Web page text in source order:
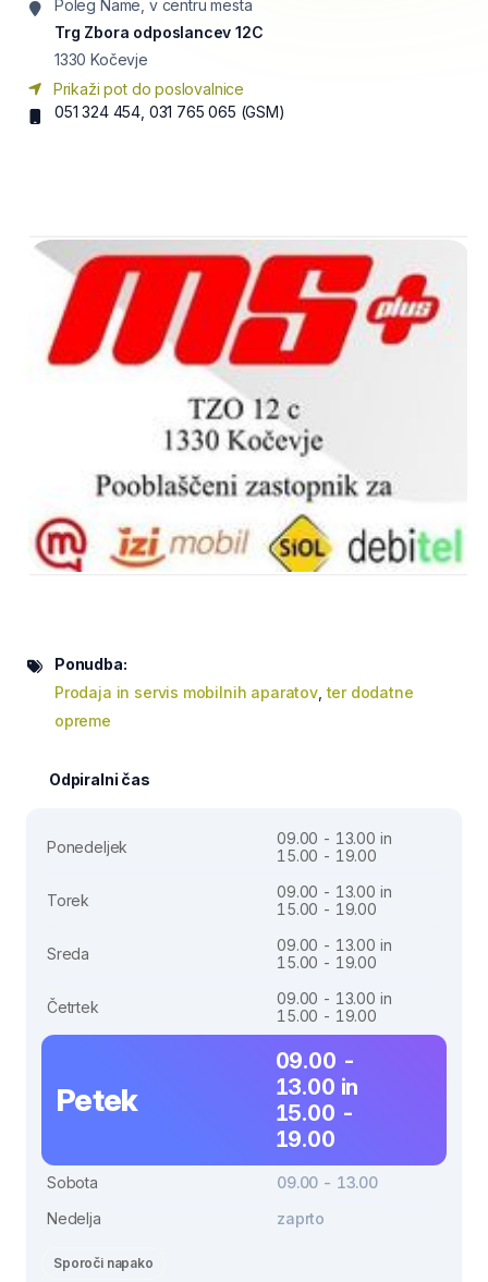
Poleg Name, v centru mesta
Trg Zbora odposlancev 12C
1330 Kočevje
Prikaži pot do poslovalnice
051 324 454, 031 765 065 (GSM)
Ponudba:
Prodaja in servis mobilnih aparatov,ter dodatne
opreme
Odpiralni čas
Ponedeljek
09.00 - 13.00 in
15.00 - 19.00
Torek
09.00 - 13.00 in
15.00 - 19.00
Sreda
09.00 - 13.00 in
15.00 - 19.00
Četrtek
09.00 - 13.00 in
15.00 - 19.00
Petek
09.00 -
13.00 in
15.00 -
19.00
Sobota
09.00 - 13.00
Nedelja
zaprto
Sporoči napako